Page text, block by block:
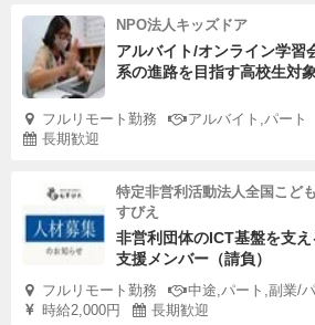
NPO法人キッズドア
アルバイト/オンライン学習
系の進路を目指す高校生対象
フルリモート勤務 アルバイト,パート
長期歓迎
特定非営利活動法人全国こど
すびえ
非営利団体のICT基盤を支
支援メンバー（請負）
フルリモート勤務
中途,パート,副業/
時給2,000円
長期歓迎